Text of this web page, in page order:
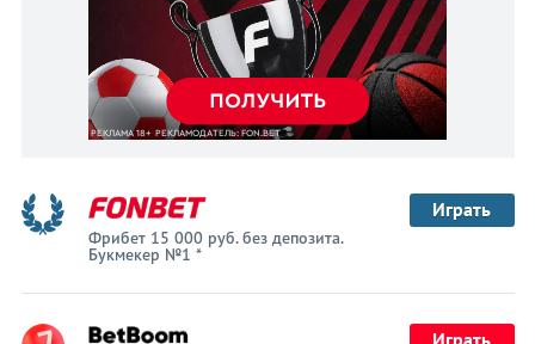
Фрибет 15 000 руб. без депозита.
Букмекер №1 *
Играть